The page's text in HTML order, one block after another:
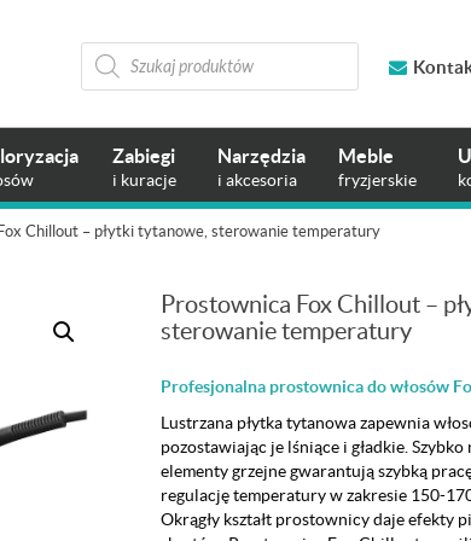
Wyszukiwarka
produktów
Zabiegi
i kuracje
Narzędzia
i akcesoria
Meble
fryzjerskie
Chillout – płytki tytanowe, sterowanie temperatury
Prostownica Fox Chillout –
sterowanie temperatury
Profesjonalna prostownica do włosów
Lustrzana płytka tytanowa zapewnia
pozostawiając je lśniące i gładkie.
elementy grzejne gwarantują szybką
regulację temperatury w zakresie 150-
Okrągły kształt prostownicy daje efekty